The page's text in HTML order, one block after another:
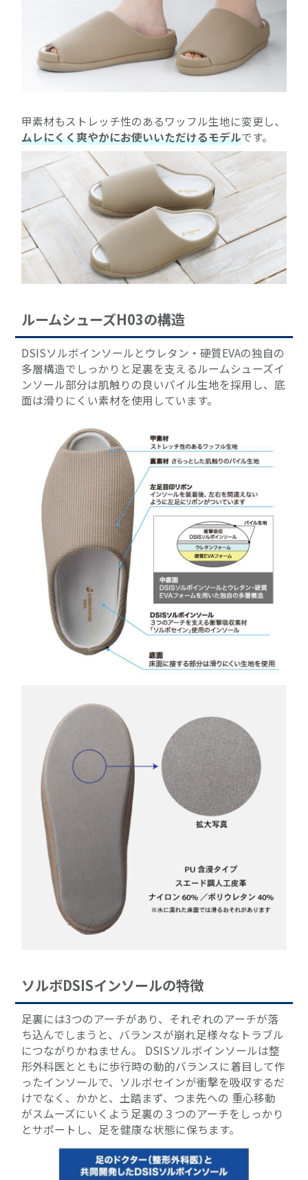
甲素材もストレッチ性のあるワッフル生地に変更し、
ムレにくく爽やかにお使いいただけるモデルです。
ルームシューズH03の構造
DSISソルボインソールとウレタン・硬質EVAの独自の
多層構造でしっかりと足裏を支えるルームシューズイ
ンソール部分は肌触りの良いパイル生地を採用し、底
面は滑りにくい素材を使用しています。
ソルボDSISインソールの特徴
足裏には3つのアーチがあり、それぞれのアーチが落
ち込んでしまうと、バランスが崩れ足様々なトラブル
につながりかねません。 DSISソルボインソールは整
形外科医とともに歩行時の動的バランスに着目して作
ったインソールで、ソルボセインが衝撃を吸収するだ
けでなく、かかと、土踏まず、つま先への 重心移動
がスムーズにいくよう足裏の３つのアーチをしっかり
とサポートし、足を健康な状態に保ちます。